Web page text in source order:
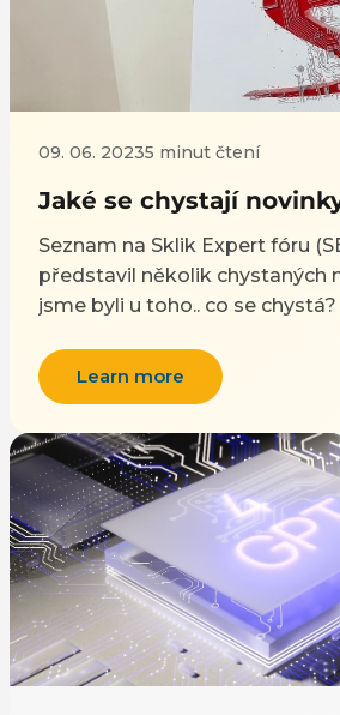
09. 06. 20235 minut čtení
Jaké se chystají
Seznam na Sklik Expert fóru
představil několik chystaných
jsme byli u toho.. co se chystá?
Learn more